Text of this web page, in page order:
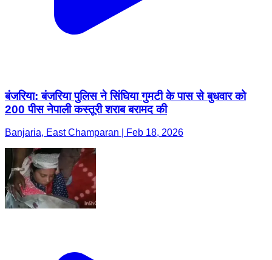
बंजरिया: बंजरिया पुलिस ने सिंघिया गुमटी के पास से बुधवार को
200 पीस नेपाली कस्तूरी शराब बरामद की
Banjaria, East Champaran | Feb 18, 2026